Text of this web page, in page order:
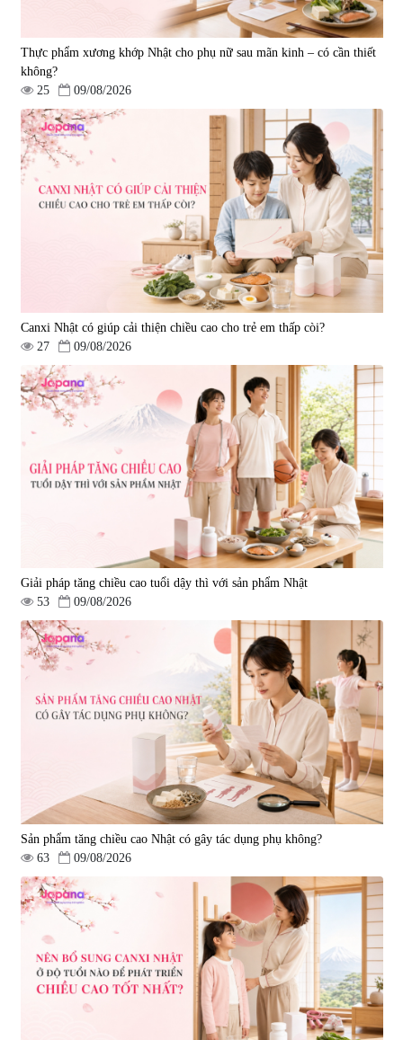
Thực phẩm xương khớp Nhật cho phụ nữ sau mãn kinh – có cần thiết
không?
25
09/08/2026
Canxi Nhật có giúp cải thiện chiều cao cho trẻ em thấp còi?
27
09/08/2026
Giải pháp tăng chiều cao tuổi dậy thì với sản phẩm Nhật
53
09/08/2026
Sản phẩm tăng chiều cao Nhật có gây tác dụng phụ không?
63
09/08/2026